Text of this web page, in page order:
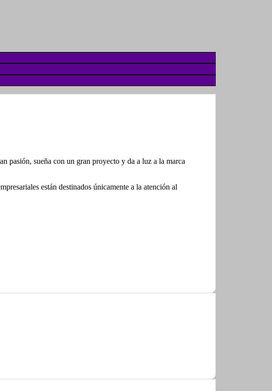
pasión, sueña con un gran proyecto y da a luz a la marca
están destinados únicamente a la atención al